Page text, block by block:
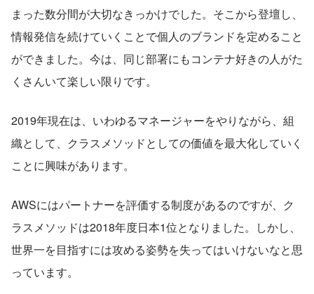
まった数分間が大切なきっかけでした。そこから登壇し、
情報発信を続けていくことで個人のブランドを定めること
ができました。今は、同じ部署にもコンテナ好きの人がた
くさんいて楽しい限りです。
2019年現在は、いわゆるマネージャーをやりながら、組
織として、クラスメソッドとしての価値を最大化していく
ことに興味があります。
AWSにはパートナーを評価する制度があるのですが、ク
ラスメソッドは2018年度日本1位となりました。しかし、
世界一を目指すには攻める姿勢を失ってはいけないなと思
っています。